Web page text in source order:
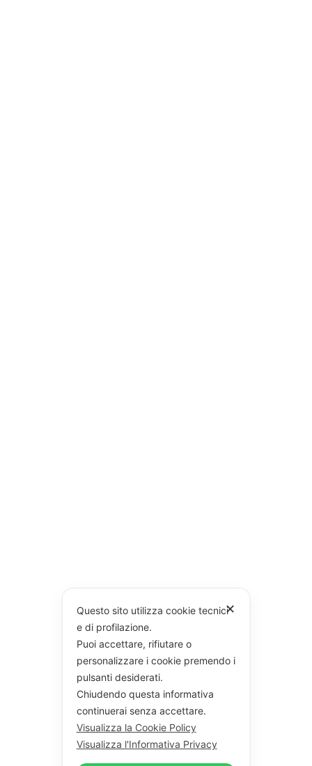
✕
Questo sito utilizza cookie tecnici
e di profilazione.
Puoi accettare, rifiutare o
personalizzare i cookie premendo i
pulsanti desiderati.
Chiudendo questa informativa
continuerai senza accettare.
Visualizza la Cookie Policy
Visualizza l'Informativa Privacy